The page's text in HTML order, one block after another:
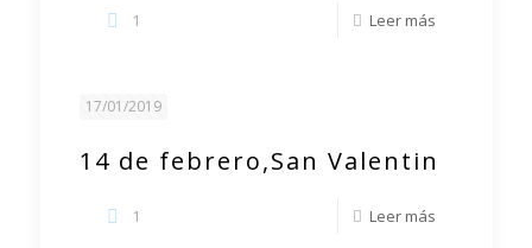
1 Leer más
17/01/2019
14 de febrero,San Valentin
1 Leer más